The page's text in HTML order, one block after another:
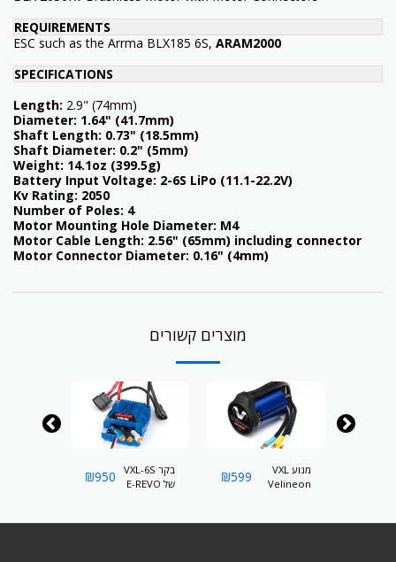
REQUIREMENTS
ESC such as the Arrma BLX185 6S, ARAM2000
SPECIFICATIONS
Length: 2.9" (74mm)
Diameter: 1.64" (41.7mm)
Shaft Length: 0.73" (18.5mm)
Shaft Diameter: 0.2" (5mm)
Weight: 14.1oz (399.5g)
Battery Input Voltage: 2-6S LiPo (11.1-22.2V)
Kv Rating: 2050
Number of Poles: 4
Motor Mounting Hole Diameter: M4
Motor Cable Length: 2.56" (65mm) including connector
Motor Connector Diameter: 0.16" (4mm)
מוצרים קשורים
מנוע VXL
Velineon
1/10
₪599
בקר VXL-6S
של E-REVO
₪950
3500